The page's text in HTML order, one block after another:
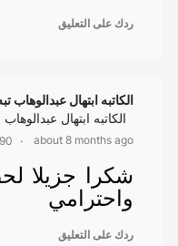
ردك على التعليق
الكاتبه ابتهال عبدالوهاب
الكاتبه ابتهال عبدالوهاب
about 8 months ago
شكرا جزيلا
واحترامي
ردك على التعليق